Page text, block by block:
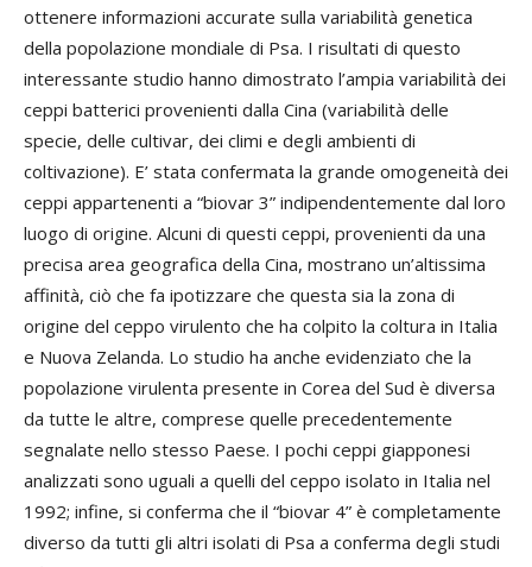
ottenere informazioni accurate sulla variabilità genetica
della popolazione mondiale di Psa. I risultati di questo
interessante studio hanno dimostrato l’ampia variabilità dei
ceppi batterici provenienti dalla Cina (variabilità delle
specie, delle cultivar, dei climi e degli ambienti di
coltivazione). E’ stata confermata la grande omogeneità dei
ceppi appartenenti a “biovar 3” indipendentemente dal loro
luogo di origine. Alcuni di questi ceppi, provenienti da una
precisa area geografica della Cina, mostrano un’altissima
affinità, ciò che fa ipotizzare che questa sia la zona di
origine del ceppo virulento che ha colpito la coltura in Italia
e Nuova Zelanda. Lo studio ha anche evidenziato che la
popolazione virulenta presente in Corea del Sud è diversa
da tutte le altre, comprese quelle precedentemente
segnalate nello stesso Paese. I pochi ceppi giapponesi
analizzati sono uguali a quelli del ceppo isolato in Italia nel
1992; infine, si conferma che il “biovar 4” è completamente
diverso da tutti gli altri isolati di Psa a conferma degli studi